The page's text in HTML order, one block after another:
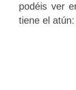
podéis ver
tiene el atún: